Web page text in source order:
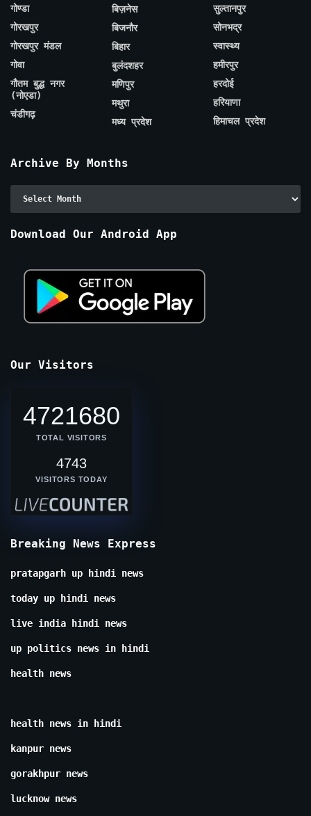
गोण्डा
गोरखपुर
गोरखपुर मंडल
गोवा
गौतम बुद्ध नगर
(नोएडा)
चंडीगढ़
बिज़नेस
बिजनौर
बिहार
बुलंदशहर
मणिपुर
मथुरा
मध्य प्रदेश
सुल्तानपुर
सोनभद्र
स्वास्थ्य
हमीरपुर
हरदोई
हरियाणा
हिमाचल प्रदेश
Archive By Months
Download Our Android App
Our Visitors
4721680
TOTAL VISITORS
4743
VISITORS TODAY
Breaking News Express
pratapgarh up hindi news
today up hindi news
live india hindi news
up politics news in hindi
health news
health news in hindi
kanpur news
gorakhpur news
lucknow news